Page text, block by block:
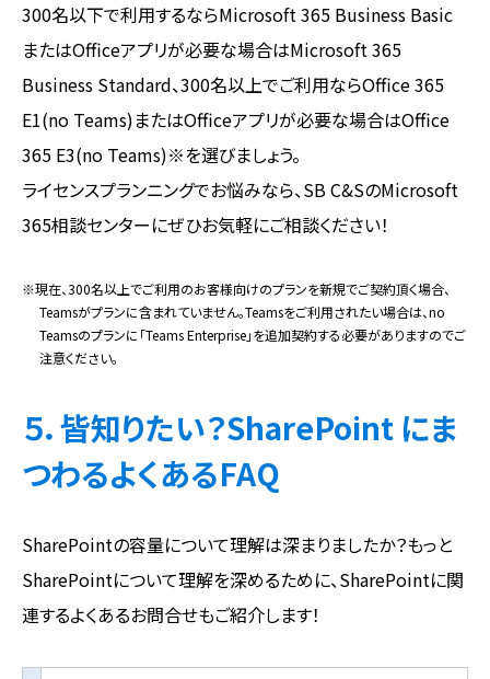
300名以下で利用するならMicrosoft 365 Business Basic
またはOfficeアプリが必要な場合はMicrosoft 365
Business Standard、300名以上でご利用ならOffice 365
E1(no Teams)またはOfficeアプリが必要な場合はOffice
365 E3(no Teams)※を選びましょう。
ライセンスプランニングでお悩みなら、SB C&SのMicrosoft
365相談センターにぜひお気軽にご相談ください！
※現在、300名以上でご利用のお客様向けのプランを新規でご契約頂く場合、
Teamsがプランに含まれていません。Teamsをご利用されたい場合は、no
Teamsのプランに「Teams Enterprise」を追加契約する必要がありますのでご
注意ください。
５．皆知りたい？SharePoint にま
つわるよくあるFAQ
SharePointの容量について理解は深まりましたか？もっと
SharePointについて理解を深めるために、SharePointに関
連するよくあるお問合せもご紹介します！